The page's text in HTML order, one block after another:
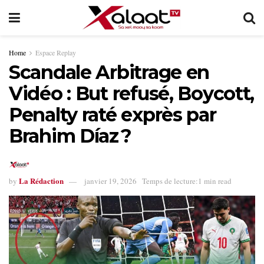
Home Espace Replay
Scandale Arbitrage en
Vidéo : But refusé, Boycott,
Penalty raté exprès par
Brahim Díaz ?
by La Rédaction janvier 19, 2026 Temps de lecture:1 min read